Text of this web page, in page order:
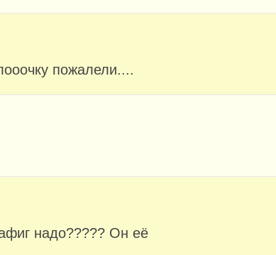
пожалели....
надо????? Он её